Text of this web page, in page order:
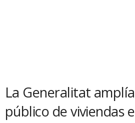
La Generalitat
público de viviendas